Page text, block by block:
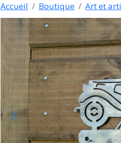
Accueil Boutique Art et